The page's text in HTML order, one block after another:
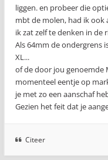
liggen. en probeer die
mbt de molen, had ik ook
ik zat zelf te denken in de
Als 64mm de ondergrens
XL...
of de door jou genoemde
momenteel eentje op
je met zo een aanschaf
Gezien het feit dat je
Citeer